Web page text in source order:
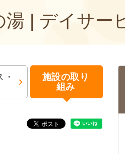
| デイサー
施設の取り
組み